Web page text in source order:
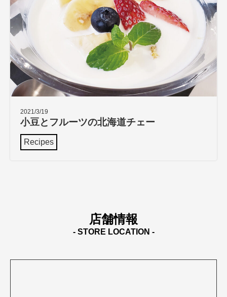
2021/3/19
小豆とフルーツの北海道チェー
Recipes
店舗情報
- STORE LOCATION -